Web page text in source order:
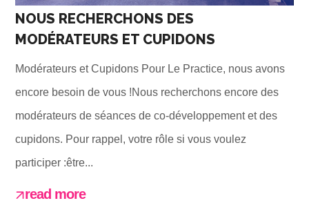
NOUS RECHERCHONS DES
MODÉRATEURS ET CUPIDONS
Modérateurs et Cupidons Pour Le Practice, nous avons
encore besoin de vous !Nous recherchons encore des
modérateurs de séances de co-développement et des
cupidons. Pour rappel, votre rôle si vous voulez
participer :être...
read more